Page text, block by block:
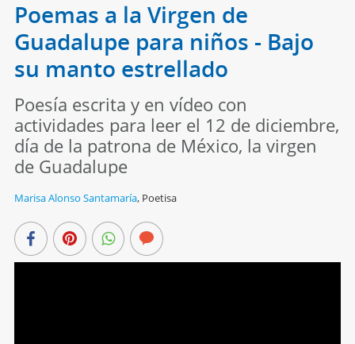
Poemas a la Virgen de
Guadalupe para niños - Bajo
su manto estrellado
Poesía escrita y en vídeo con
actividades para leer el 12 de diciembre,
día de la patrona de México, la virgen
de Guadalupe
Marisa Alonso Santamaría, Poetisa